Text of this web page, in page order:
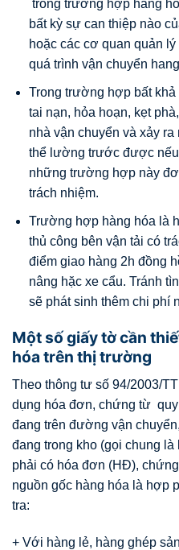
trong trường hợp hàng
bất kỳ sự can thiệp nào
hoặc các cơ quan quản
quá trình vận chuyển
Trong trường hợp bất
tai nạn, hỏa hoạn, kẹt
nhà vận chuyển và xảy
thể lường trước được
những trường hợp này
trách nhiệm.
Trường hợp hàng hóa là
thủ công bên vận tải có
điểm giao hàng 2h đồng
nâng hặc xe cẩu. Tránh
sẽ phát sinh thêm chi phí
Một số giấy tờ cần
hóa trên thị trường
Theo thông tư số 94/2003/
dụng hóa đơn, chứng từ
đang trên đường vận
đang trong kho (gọi chung
phải có hóa đơn (HĐ),
nguồn gốc hàng hóa là hợp
tra:
+ Với hàng lẻ, hàng ghép